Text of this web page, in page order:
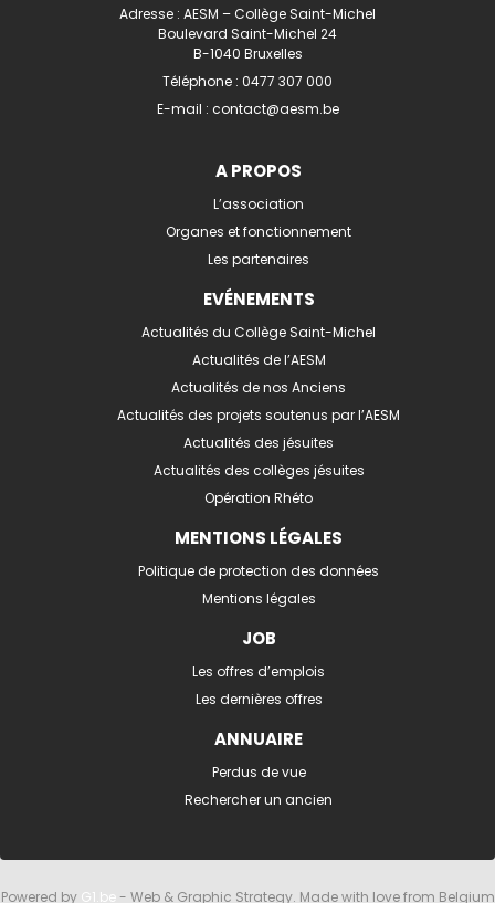
Adresse : AESM – Collège Saint-Michel
Boulevard Saint-Michel 24
B-1040 Bruxelles
Téléphone : 0477 307 000
E-mail : contact@aesm.be
A PROPOS
L’association
Organes et fonctionnement
Les partenaires
EVÉNEMENTS
Actualités du Collège Saint-Michel
Actualités de l’AESM
Actualités de nos Anciens
Actualités des projets soutenus par l’AESM
Actualités des jésuites
Actualités des collèges jésuites
Opération Rhéto
MENTIONS LÉGALES
Politique de protection des données
Mentions légales
JOB
Les offres d’emplois
Les dernières offres
ANNUAIRE
Perdus de vue
Rechercher un ancien
Powered by G1.be- Web & Graphic Strategy. Made with love from Belgium